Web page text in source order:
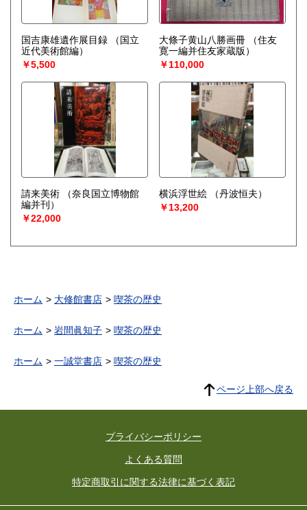
国吉康雄遺作展目録
（国立
近代美術館編）
￥5,500
大條子黄山八勝画冊
（住友
寛一編并住友家蔵版）
￥110,000
請来美術
（奈良国立博物館
編并刊）
￥22,000
横浜浮世絵
（丹波恒夫）
￥13,200
ホーム 大修館書店 喫茶の歴史
ホーム 岩間眞知子 喫茶の歴史
ホーム 一誠堂書店 喫茶の歴史
ページ上部へ戻る
プライバシーポリシー
よくある質問
特定商取引に関する法律に基づく表記